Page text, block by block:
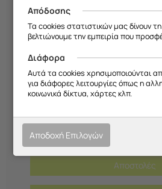
Τρόποι
Αποστολές
Απόδοσης
Τα cookies στατιστικών μας δίνουν
βελτιώνουμε την εμπειρία που
Διάφορα
Αυτά τα cookies χρησιμοποιούνται
για διάφορες λειτουργίες όπως η
κοινωνικά δίκτυα, χάρτες κλπ.
Αποδοχή Επιλογών